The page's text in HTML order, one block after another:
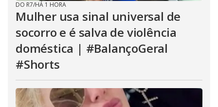
DO R7/HÁ 1 HORA
Mulher usa sinal universal de
socorro e é salva de violência
doméstica | #BalançoGeral
#Shorts